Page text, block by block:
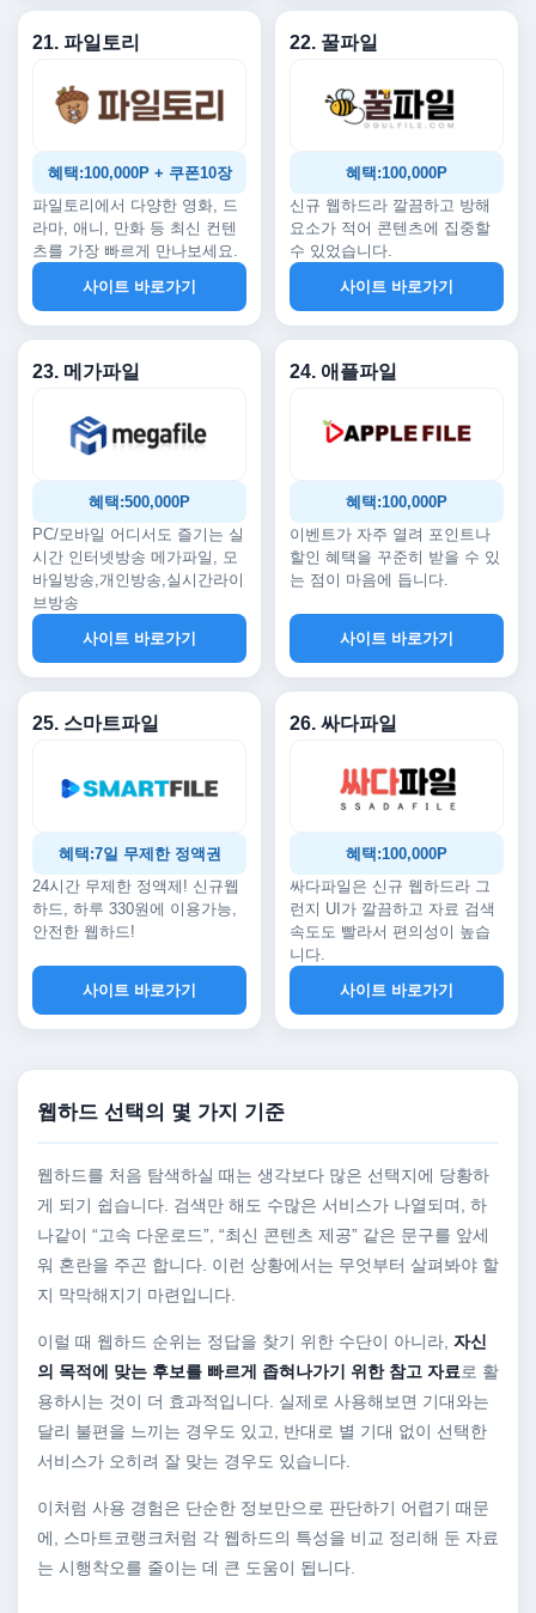
21. 파일토리
혜택:100,000P + 쿠폰10장
파일토리에서 다양한 영화, 드
라마, 애니, 만화 등 최신 컨텐
츠를 가장 빠르게 만나보세요.
사이트 바로가기
22. 꿀파일
혜택:100,000P
신규 웹하드라 깔끔하고 방해
요소가 적어 콘텐츠에 집중할
수 있었습니다.
사이트 바로가기
23. 메가파일
혜택:500,000P
PC/모바일 어디서도 즐기는 실
시간 인터넷방송 메가파일, 모
바일방송,개인방송,실시간라이
브방송
사이트 바로가기
24. 애플파일
혜택:100,000P
이벤트가 자주 열려 포인트나
할인 혜택을 꾸준히 받을 수 있
는 점이 마음에 듭니다.
사이트 바로가기
25. 스마트파일
혜택:7일 무제한 정액권
24시간 무제한 정액제! 신규웹
하드, 하루 330원에 이용가능,
안전한 웹하드!
사이트 바로가기
26. 싸다파일
혜택:100,000P
싸다파일은 신규 웹하드라 그
런지 UI가 깔끔하고 자료 검색
속도도 빨라서 편의성이 높습
니다.
사이트 바로가기
웹하드 선택의 몇 가지 기준
웹하드를 처음 탐색하실 때는 생각보다 많은 선택지에 당황하
게 되기 쉽습니다. 검색만 해도 수많은 서비스가 나열되며, 하
나같이 “고속 다운로드”, “최신 콘텐츠 제공” 같은 문구를 앞세
워 혼란을 주곤 합니다. 이런 상황에서는 무엇부터 살펴봐야 할
지 막막해지기 마련입니다.
이럴 때 웹하드 순위는 정답을 찾기 위한 수단이 아니라, 자신
의 목적에 맞는 후보를 빠르게 좁혀나가기 위한 참고 자료로 활
용하시는 것이 더 효과적입니다. 실제로 사용해보면 기대와는
달리 불편을 느끼는 경우도 있고, 반대로 별 기대 없이 선택한
서비스가 오히려 잘 맞는 경우도 있습니다.
이처럼 사용 경험은 단순한 정보만으로 판단하기 어렵기 때문
에, 스마트코랭크처럼 각 웹하드의 특성을 비교 정리해 둔 자료
는 시행착오를 줄이는 데 큰 도움이 됩니다.